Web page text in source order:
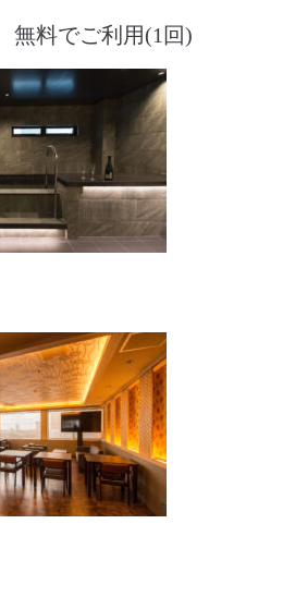
料でご利用(1回)